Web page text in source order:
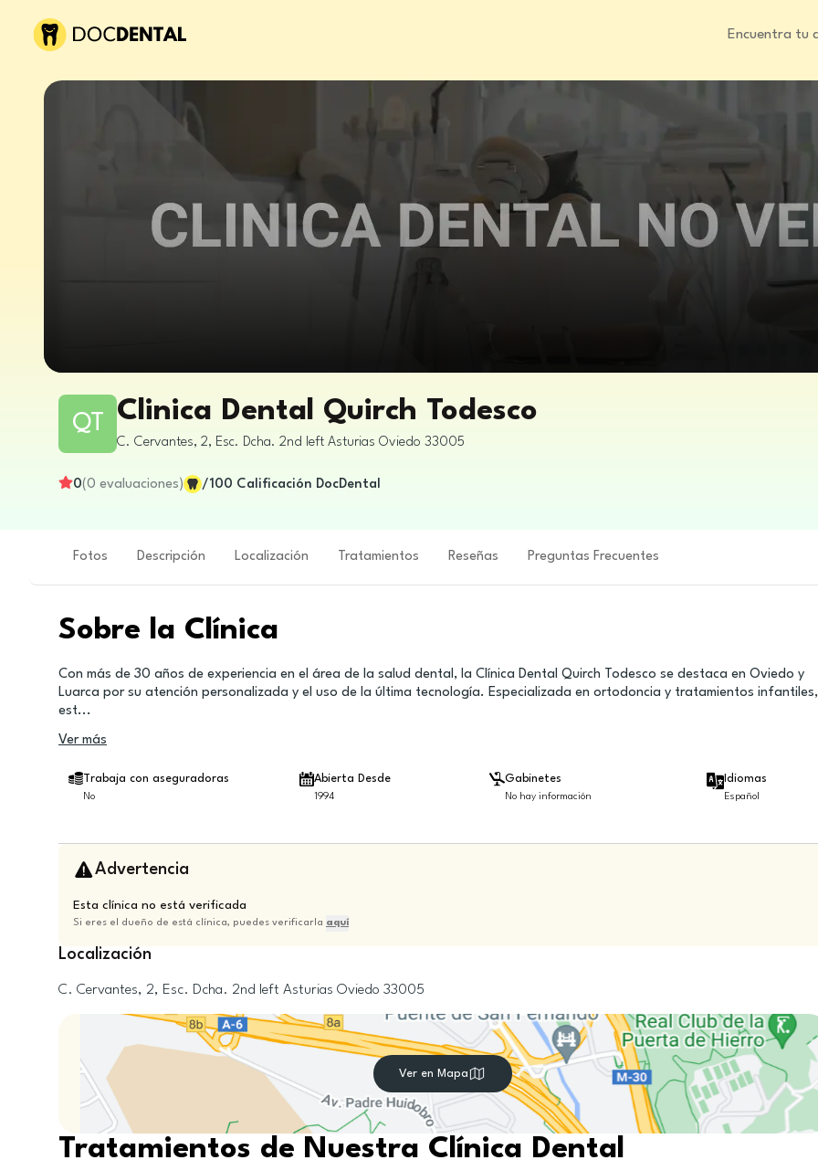
Encuentra tu
QT Clinica Dental Quirch Todesco
C. Cervantes, 2, Esc. Dcha. 2nd left Asturias Oviedo 33005
0(0 evaluaciones) /100 Calificación DocDental
Fotos Descripción Localización Tratamientos Reseñas Preguntas Frecuentes
Sobre la Clínica
Con más de 30 años de experiencia en el área de la salud dental, la Clínica Dental Quirch Todesco se destaca en Oviedo y
Luarca por su atención personalizada y el uso de la última tecnología. Especializada en ortodoncia y tratamientos infantiles,
est...
Ver más
Trabaja con aseguradoras
No
Abierta Desde
1994
Gabinetes
No hay información
Idiomas
Español
Advertencia
Esta clínica no está verificada
Si eres el dueño de está clínica, puedes verificarla aquí
Localización
C. Cervantes, 2, Esc. Dcha. 2nd left Asturias Oviedo 33005
Ver en Mapa
Tratamientos de Nuestra Clínica Dental